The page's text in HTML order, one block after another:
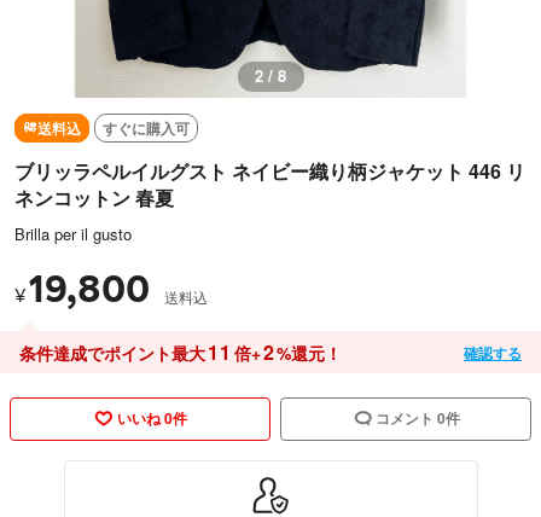
3 / 8
送料込 すぐに購入可
ブリッラペルイルグスト ネイビー織り柄ジャケット 446 リ
ネンコットン 春夏
Brilla per il gusto
¥19,800 送料込
条件達成でポイント最大11 倍+2%還元！ 確認する
いいね 0件 コメント 0件